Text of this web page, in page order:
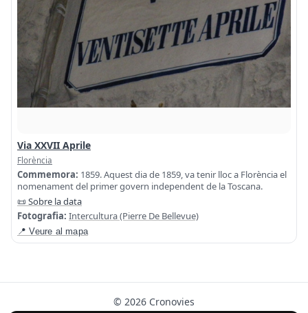
Via XXVII Aprile
Florència
Commemora: 1859. Aquest dia de 1859, va tenir lloc a Florència el
nomenament del primer govern independent de la Toscana.
📜 Sobre la data
Fotografia: Intercultura (Pierre De Bellevue)
📍 Veure al mapa
© 2026 Cronovies